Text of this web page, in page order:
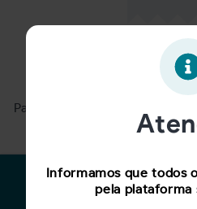
Para ver mais, acesse a
Para
Informamos que todos
pela plataforma